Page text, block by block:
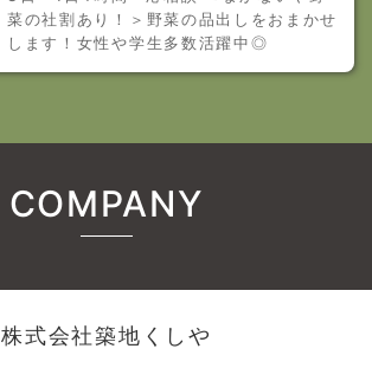
菜の社割あり！＞野菜の品出しをおまかせ
します！女性や学生多数活躍中◎
COMPANY
株式会社築地くしや